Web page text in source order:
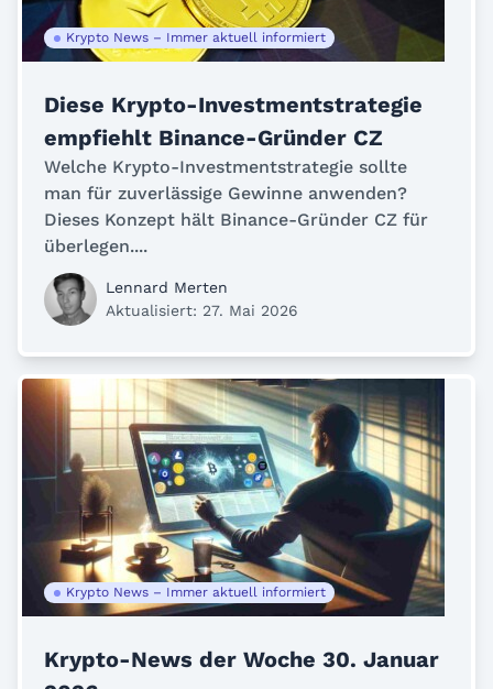
Krypto News – Immer aktuell informiert
Diese Krypto-Investmentstrategie
empfiehlt Binance-Gründer CZ
Welche Krypto-Investmentstrategie sollte
man für zuverlässige Gewinne anwenden?
Dieses Konzept hält Binance-Gründer CZ für
überlegen....
Lennard Merten
Aktualisiert: 27. Mai 2026
Krypto News – Immer aktuell informiert
Krypto-News der Woche 30. Januar